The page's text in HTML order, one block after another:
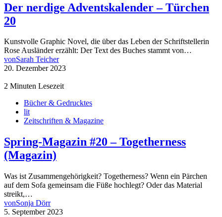
Der nerdige Adventskalender – Türchen
20
Kunstvolle Graphic Novel, die über das Leben der Schriftstellerin
Rose Ausländer erzählt: Der Text des Buches stammt von…
vonSarah Teicher
20. Dezember 2023
2 Minuten Lesezeit
Bücher & Gedrucktes
lit
Zeitschriften & Magazine
Spring-Magazin #20 – Togetherness
(Magazin)
Was ist Zusammengehörigkeit? Togetherness? Wenn ein Pärchen
auf dem Sofa gemeinsam die Füße hochlegt? Oder das Material
streikt,…
vonSonja Dörr
5. September 2023